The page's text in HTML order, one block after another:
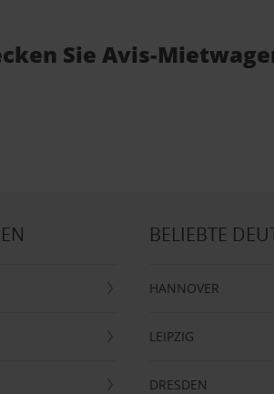
Sie Avis-
BELIEBTE
HANNOVER
LEIPZIG
DRESDEN